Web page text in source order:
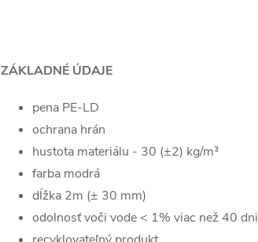
v
v
v
ZÁKLADNÉ ÚDAJE
pena PE-LD
ochrana hrán
hustota materiálu - 30 (±2) kg/m³
farba modrá
dĺžka 2m (± 30 mm)
odolnosť voči vode < 1% viac než 40 dni